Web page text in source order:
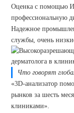
Оценка с помощью
профессиональную
Надежное
службы, очень
Что говорят
«3D-анализатор
рынков за шесть
клиниками».